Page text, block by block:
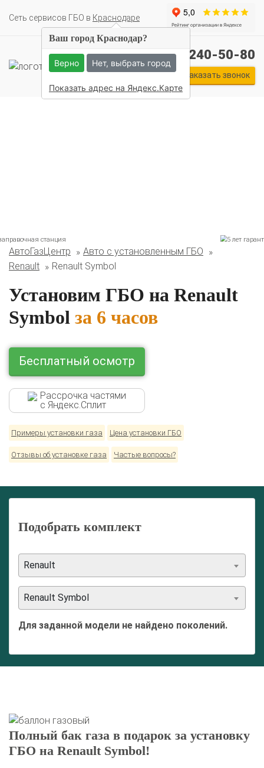
Cеть сервисов ГБО в Краснодаре
Комплекты ГБО на иномарки:
BMW
Ford
+7 (861) 240-50-80
Заказать звонок
АвтоГазЦентр
Авто с установленным ГБО
Renault
Renault Symbol
Установим ГБО на Renault
Symbol за 6 часов
Бесплатный осмотр
Рассрочка частями
с Яндекс.Сплит
Примеры установки газа Цена установки ГБО
Отзывы об установке газа Частые вопросы?
Подобрать комплект
Renault
Renault Symbol
Для заданной модели не найдено поколений.
Полный бак газа в подарок за установку
ГБО на Renault Symbol!
Ваш город Краснодар?
Верно Нет, выбрать город
Показать адрес на Яндекс.Карте